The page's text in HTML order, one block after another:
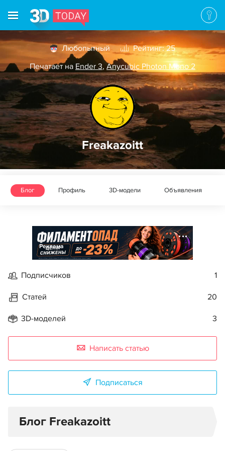
Любопытный
Рейтинг: 25
Печатает на Ender 3, Anycubic Photon Mono 2
Freakazoitt
Блог Профиль 3D-модели Объявления
Реклама
Подписчиков 1
Статей 20
3D-моделей 3
Написать статью
Подписаться
Блог Freakazoitt